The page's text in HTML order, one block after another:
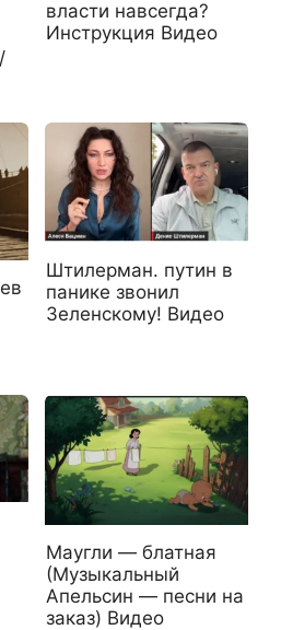
власти навсегда?
Инструкция Видео
Штилерман. путин в
панике звонил
Зеленскому! Видео
Маугли — блатная
(Музыкальный
Апельсин — песни на
заказ) Видео